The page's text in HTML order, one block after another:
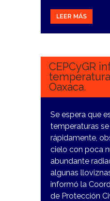
LEER MÁS
19
CEPCyGR
Oaxaca.
Se espera que
temperaturas
rápidamente,
cielo con poca
abundante
algunas
informó la
de Protección